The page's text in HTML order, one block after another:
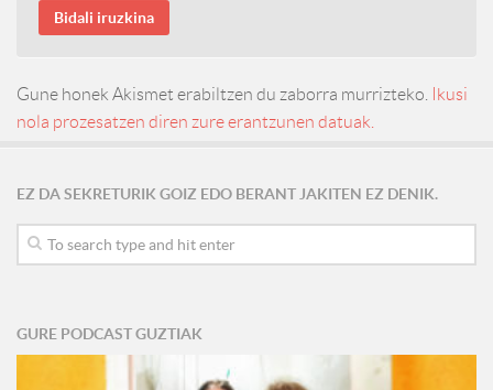
Gune honek Akismet erabiltzen du zaborra murrizteko.
Ikusi
nola prozesatzen diren zure erantzunen datuak.
EZ DA SEKRETURIK GOIZ EDO BERANT JAKITEN EZ DENIK.
GURE PODCAST GUZTIAK